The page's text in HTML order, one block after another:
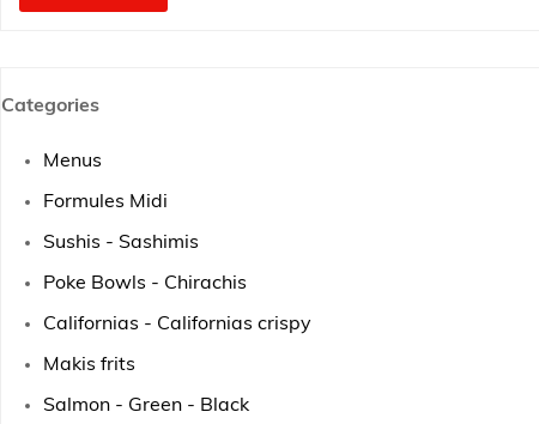
Categories
Menus
Formules Midi
Sushis - Sashimis
Poke Bowls - Chirachis
Californias - Californias crispy
Makis frits
Salmon - Green - Black